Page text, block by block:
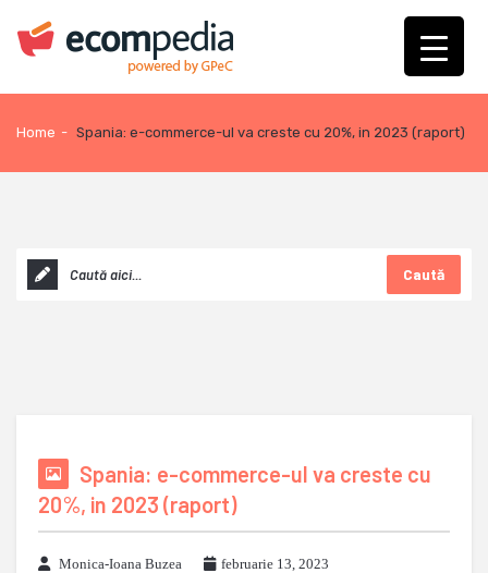
Home - Spania: e-commerce-ul va creste cu 20%, in 2023 (raport)
Caută
Spania: e-commerce-ul va creste cu
20%, in 2023 (raport)
Monica-Ioana Buzea
februarie 13, 2023